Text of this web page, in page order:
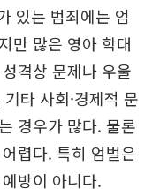
있는 범죄에는 엄
만 많은 영아 학대
격상 문제나 우울
타 사회·경제적 문
경우가 많다. 물론
렵다. 특히 엄벌은
방이 아니다.